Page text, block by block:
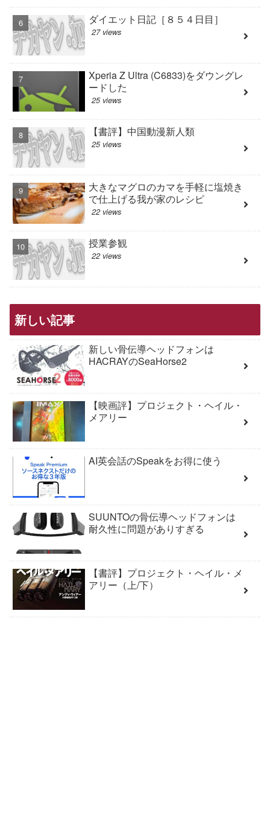
ダイエット日記［８５４日目］
27 views
Xperia Z Ultra (C6833)をダウングレ
ードした
25 views
【書評】中国動漫新人類
25 views
大きなマグロのカマを手軽に塩焼き
で仕上げる我が家のレシピ
22 views
授業参観
22 views
新しい記事
新しい骨伝導ヘッドフォンは
HACRAYのSeaHorse2
【映画評】プロジェクト・ヘイル・
メアリー
AI英会話のSpeakをお得に使う
SUUNTOの骨伝導ヘッドフォンは
耐久性に問題がありすぎる
【書評】プロジェクト・ヘイル・メ
アリー（上/下）